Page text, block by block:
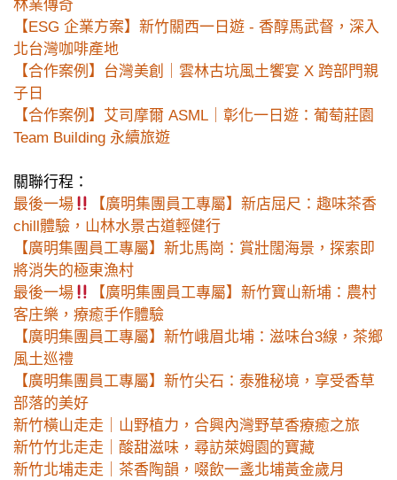
林業傳奇
【ESG 企業方案】新竹關西一日遊 - 香醇馬武督，深入
北台灣咖啡產地
【合作案例】台灣美創｜雲林古坑風土饗宴 X 跨部門親
子日
【合作案例】艾司摩爾 ASML｜彰化一日遊：葡萄莊園
Team Building 永續旅遊
關聯行程：
最後一場
【廣明集團員工專屬】新店屈尺：趣味茶香
chill體驗，山林水景古道輕健行
【廣明集團員工專屬】新北馬崗：賞壯闊海景，探索即
將消失的極東漁村
最後一場
【廣明集團員工專屬】新竹寶山新埔：農村
客庄樂，療癒手作體驗
【廣明集團員工專屬】新竹峨眉北埔：滋味台3線，茶鄉
風土巡禮
【廣明集團員工專屬】新竹尖石：泰雅秘境，享受香草
部落的美好
新竹橫山走走｜山野植力，合興內灣野草香療癒之旅
新竹竹北走走｜酸甜滋味，尋訪萊姆園的寶藏
新竹北埔走走｜茶香陶韻，啜飲一盞北埔黃金歲月